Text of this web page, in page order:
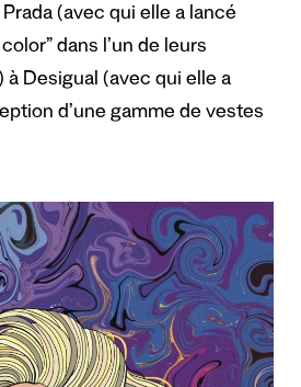
Prada (avec qui elle a lancé
dans l’un de leurs
à Desigual (avec qui elle a
d’une gamme de vestes